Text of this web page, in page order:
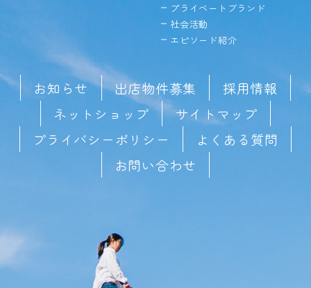
プライベートブランド
社会活動
エピソード紹介
お知らせ 出店物件募集
採用情報
ネットショップ
サイトマップ
プライバシーポリシー
よくある質問
お問い合わせ